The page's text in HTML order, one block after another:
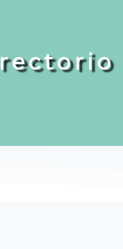
rectorio